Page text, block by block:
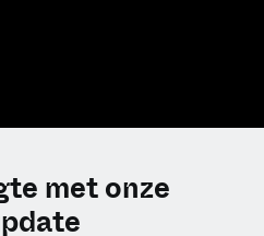
met onze